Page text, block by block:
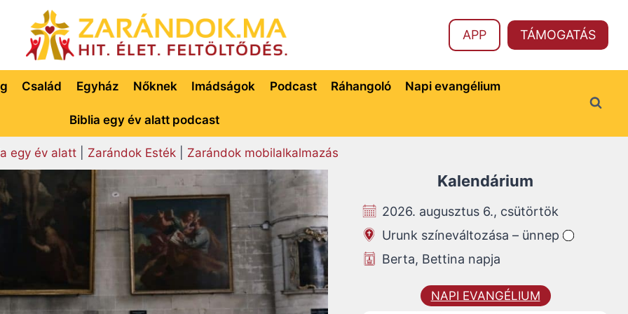
APP TÁMOGATÁS
Család Egyház Nőknek Imádságok Podcast Ráhangoló Napi evangélium
Biblia egy év alatt podcast
egy év alatt| Zarándok Esték| Zarándok mobilalkalmazás
Kalendárium
2026. augusztus 6., csütörtök
Urunk színeváltozása – ünnep
Berta, Bettina napja
NAPI EVANGÉLIUM